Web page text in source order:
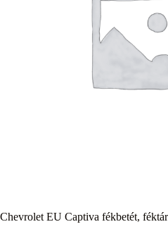
Chevrolet EU Captiva fékbetét,